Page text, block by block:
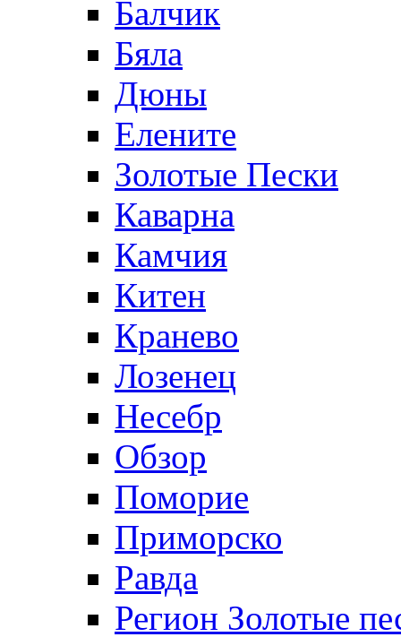
Балчик
Бяла
Дюны
Елените
Золотые Пески
Каварна
Камчия
Китен
Кранево
Лозeнец
Несебр
Обзор
Поморие
Приморско
Равда
Регион Золотые